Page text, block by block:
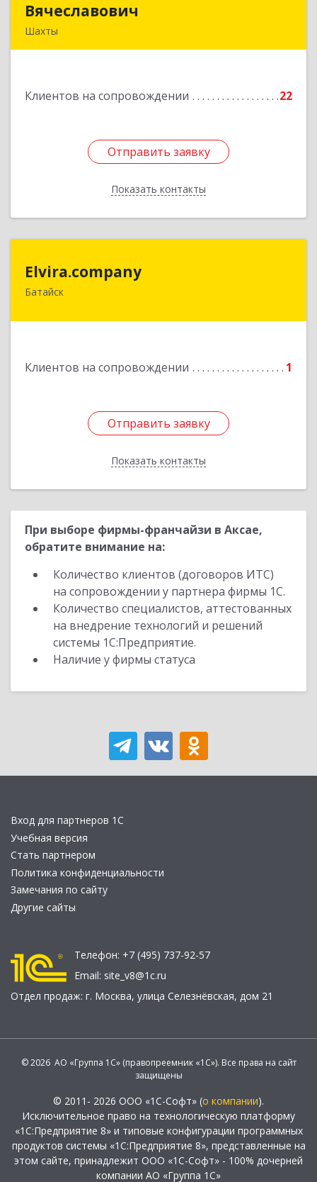
Вячеславович
Шахты
Клиентов на сопровождении 22
Отправить заявку
Показать контакты
Отправить заявку
Назад
Elvira.company
Батайск
Клиентов на сопровождении 1
Отправить заявку
Показать контакты
Отправить заявку
Назад
При выборе фирмы-франчайзи в Аксае,
обратите внимание на:
Количество клиентов (договоров ИТС)
на сопровождении у партнера фирмы 1С.
Количество специалистов, аттестованных
на внедрение технологий и решений
системы 1С:Предприятие.
Наличие у фирмы статуса
Вход для партнеров 1С
Учебная версия
Стать партнером
Политика конфиденциальности
Замечания по сайту
Другие сайты
Телефон: +7 (495) 737-92-57
Email: site_v8@1c.ru
Отдел продаж: г. Москва, улица Селезнёвская, дом 21
© 2026 АО «Группа 1С» (правопреемник «1С»). Все права на сайт
защищены
© 2011- 2026 ООО «1С-Софт» (о компании).
Исключительное право на технологическую платформу
«1С:Предприятие 8» и типовые конфигурации программных
продуктов системы «1С:Предприятие 8», представленные на
этом сайте, принадлежит ООО «1С-Софт» - 100% дочерней
компании АО «Группа 1С»